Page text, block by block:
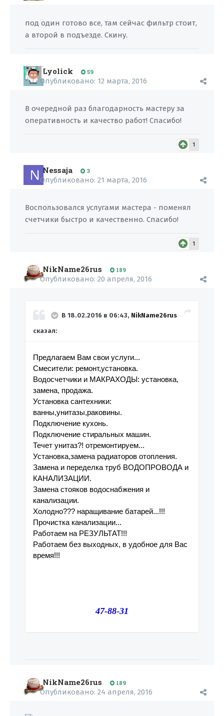
под один готово все, там сейчас фильтр стоит,
а второй в подъезде. Скину.
Lyolick 59
Опубликовано: 12 марта, 2016
В очередной раз благодарность мастеру за
оперативность и качество работ! Спасибо!
1
Nessaja 3
Опубликовано: 21 марта, 2016
Воспользовался услугами мастера - поменял
счетчики быстро и качественно. Спасибо!
1
NikName26rus 189
Опубликовано: 20 апреля, 2016
В 18.02.2016 в 06:43, NikName26rus
сказал:
Предлагаем Вам свои услуги...
Смесители: ремонт,установка.
Водосчетчики и МАКРАХОДЫ: установка,
замена, продажа.
Установка сантехники:
ванны,унитазы,раковины.
Подключение кухонь.
Подключение стиральных машин.
Течет унитаз?! отремонтируем...
Установка,замена радиаторов отопления.
Замена и переделка труб ВОДОПРОВОДА и
КАНАЛИЗАЦИИ.
Замена стояков водоснабжения и
канализации.
Холодно??? наращивание батарей...!!!
Прочистка канализации...
Работаем на РЕЗУЛЬТАТ!!!
Работаем без выходных, в удобное для Вас
время!!!
47-88-31
NikName26rus 189
Опубликовано: 24 апреля, 2016